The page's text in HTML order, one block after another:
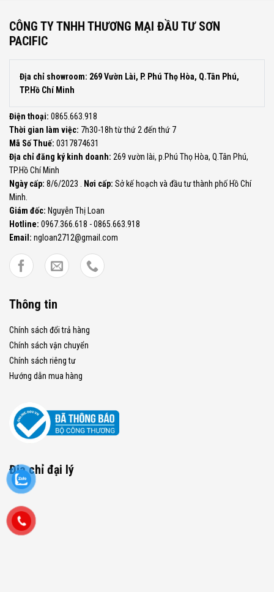
CÔNG TY TNHH THƯƠNG MẠI ĐẦU TƯ SƠN
PACIFIC
Địa chỉ showroom: 269 Vườn Lài, P. Phú Thọ Hòa, Q.Tân Phú,
TP.Hồ Chí Minh
Điện thoại: 0865.663.918
Thời gian làm việc: 7h30-18h từ thứ 2 đến thứ 7
Mã Số Thuế: 0317874631
Địa chỉ đăng ký kinh doanh: 269 vườn lài, p.Phú Thọ Hòa, Q.Tân Phú,
TP.Hồ Chí Minh
Ngày cấp: 8/6/2023 . Nơi cấp: Sở kế hoạch và đầu tư thành phố Hồ Chí
Minh.
Giám đốc: Nguyễn Thị Loan
Hotline: 0967.366.618 - 0865.663.918
Email: ngloan2712@gmail.com
Thông tin
Chính sách đổi trả hàng
Chính sách vận chuyển
Chính sách riêng tư
Hướng dẫn mua hàng
Địa chỉ đại lý